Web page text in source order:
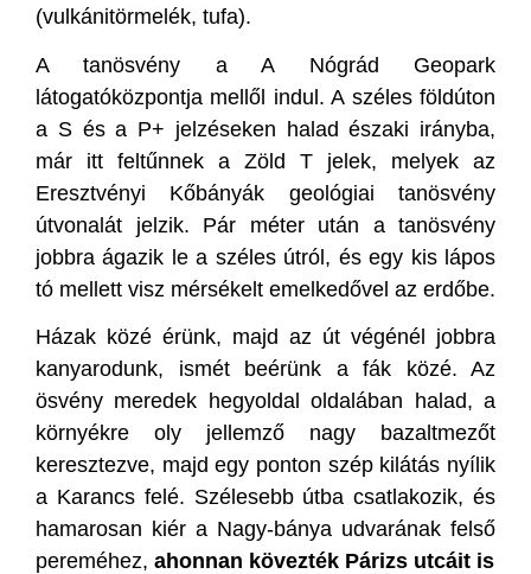
(vulkánitörmelék, tufa).
A tanösvény a A Nógrád Geopark
látogatóközpontja mellől indul. A széles földúton
a S és a P+ jelzéseken halad északi irányba,
már itt feltűnnek a Zöld T jelek, melyek az
Eresztvényi Kőbányák geológiai tanösvény
útvonalát jelzik. Pár méter után a tanösvény
jobbra ágazik le a széles útról, és egy kis lápos
tó mellett visz mérsékelt emelkedővel az erdőbe.
Házak közé érünk, majd az út végénél jobbra
kanyarodunk, ismét beérünk a fák közé. Az
ösvény meredek hegyoldal oldalában halad, a
környékre oly jellemző nagy bazaltmezőt
keresztezve, majd egy ponton szép kilátás nyílik
a Karancs felé. Szélesebb útba csatlakozik, és
hamarosan kiér a Nagy-bánya udvarának felső
pereméhez, ahonnan kövezték Párizs utcáit is